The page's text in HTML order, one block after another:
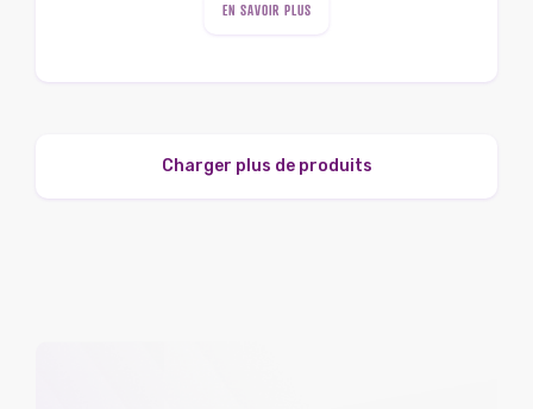
EN SAVOIR PLUS
Charger plus de produits